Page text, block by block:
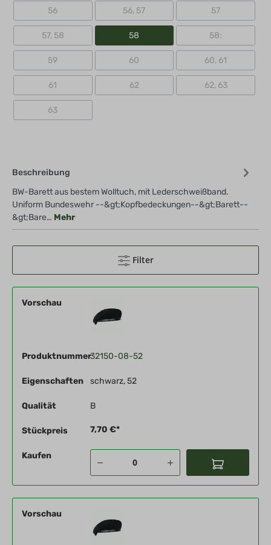
56 56, 57 57
57, 58 58 58:
59 60 60, 61
61 62 62, 63
63
Beschreibung
BW-Barett aus bestem Wolltuch, mit Lederschweißband.
Uniform Bundeswehr --&gt;Kopfbedeckungen--&gt;Barett--
&gt;Bare… Mehr
Filter
Vorschau
Produktnummer32150-08-52
Eigenschaften schwarz, 52
Qualität B
Stückpreis 7,70 €*
Kaufen
Vorschau